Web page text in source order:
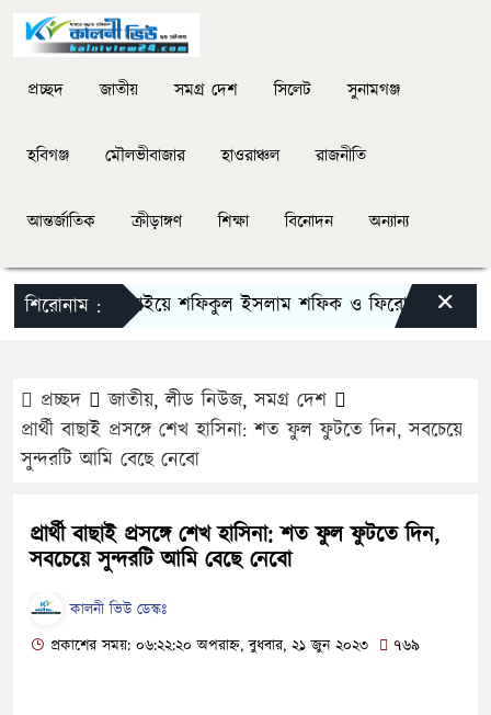
প্রচ্ছদ জাতীয় সমগ্র দেশ সিলেট সুনামগঞ্জ
হবিগঞ্জ মৌলভীবাজার হাওরাঞ্চল রাজনীতি
আন্তর্জাতিক ক্রীড়াঙ্গণ শিক্ষা বিনোদন অন্যান্য
শিরোনাম :দিরাইয়ে শফিকুল ইসলাম শফিক ও ফিরোজ খানকে×
প্রচ্ছদ জাতীয়,লীড নিউজ,সমগ্র দেশ
প্রার্থী বাছাই প্রসঙ্গে শেখ হাসিনা: শত ফুল ফুটতে দিন, সবচেয়ে
সুন্দরটি আমি বেছে নেবো
প্রার্থী বাছাই প্রসঙ্গে শেখ হাসিনা: শত ফুল ফুটতে দিন,
সবচেয়ে সুন্দরটি আমি বেছে নেবো
কালনী ভিউ ডেস্কঃ
প্রকাশের সময়: ০৬:২২:২০ অপরাহ্ন, বুধবার, ২১ জুন ২০২৩
৭৬৯